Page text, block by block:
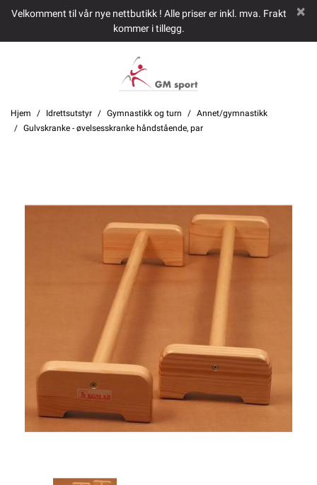
Velkomment til vår nye nettbutikk ! Alle priser er inkl. mva. Frakt
kommer i tillegg.
Hjem Idrettsutstyr Gymnastikk og turn
Annet/gymnastikk
Gulvskranke - øvelsesskranke håndstående, par